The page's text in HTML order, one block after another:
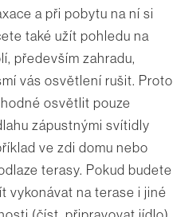
a při pobytu na ní si
také užít pohledu na
především zahradu,
vás osvětlení rušit. Proto
osvětlit pouze
zápustnými svítidly
ve zdi domu nebo
terasy. Pokud budete
vykonávat na terase i jiné